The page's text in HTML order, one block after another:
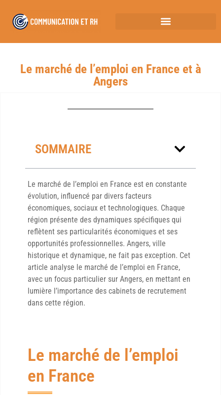
Le marché de l’emploi en France et à
Angers
SOMMAIRE
Le marché de l’emploi en France est en constante
évolution, influencé par divers facteurs
économiques, sociaux et technologiques. Chaque
région présente des dynamiques spécifiques qui
reflètent ses particularités économiques et ses
opportunités professionnelles. Angers, ville
historique et dynamique, ne fait pas exception. Cet
article analyse le marché de l’emploi en France,
avec un focus particulier sur Angers, en mettant en
lumière l’importance des cabinets de recrutement
dans cette région.
Le marché de l’emploi
en France